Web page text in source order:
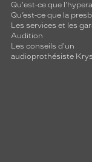
Qu'est-ce que
Qu’est-ce que la
Les services et les
Audition
Les conseils d'un
audioprothésiste